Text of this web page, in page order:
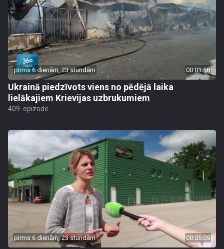
pirms 6 dienām, 23 stundām 00:01:58
Ukrainā piedzīvots viens no pēdējā laika
lielākajiem Krievijas uzbrukumiem
409. epizode
pirms 6 dienām, 23 stundām 00:05:05